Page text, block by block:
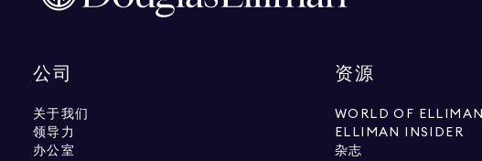
公司
关于我们
领导力
办公室
资源
WORLD OF ELLIMAN
ELLIMAN INSIDER
杂志